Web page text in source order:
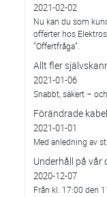
2021-02-02
Nu kan du som
offerter hos
”Offertfråga”.
Allt fler
2021-01-06
Snabbt, säkert –
Förändrade
2021-01-01
Med anledning av
Underhåll på
2020-12-07
Från kl. 17:00 den